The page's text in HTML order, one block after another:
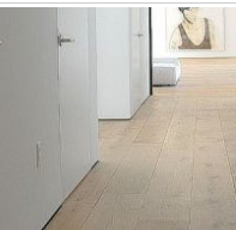
Tarima
(Completa)